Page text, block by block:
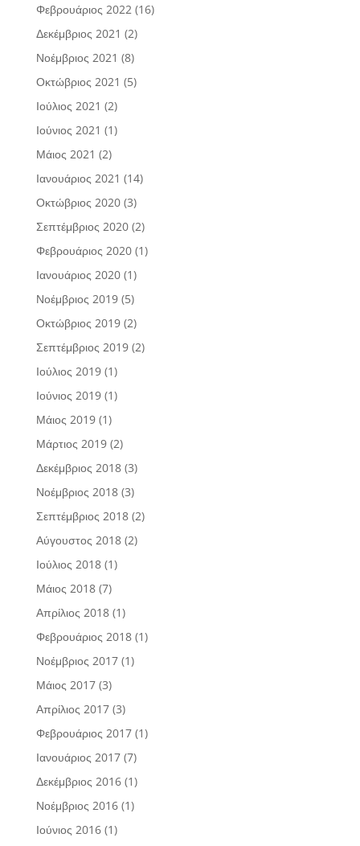
Φεβρουάριος 2022(16)
Δεκέμβριος 2021 (2)
Νοέμβριος 2021 (8)
Οκτώβριος 2021 (5)
Ιούλιος 2021 (2)
Ιούνιος 2021 (1)
Μάιος 2021 (2)
Ιανουάριος 2021 (14)
Οκτώβριος 2020(3)
Σεπτέμβριος 2020(2)
Φεβρουάριος 2020(1)
Ιανουάριος 2020(1)
Νοέμβριος 2019(5)
Οκτώβριος 2019(2)
Σεπτέμβριος 2019(2)
Ιούλιος 2019(1)
Ιούνιος 2019(1)
Μάιος 2019(1)
Μάρτιος 2019(2)
Δεκέμβριος 2018(3)
Νοέμβριος 2018(3)
Σεπτέμβριος 2018(2)
Αύγουστος 2018(2)
Ιούλιος 2018(1)
Μάιος 2018(7)
Απρίλιος 2018(1)
Φεβρουάριος 2018(1)
Νοέμβριος 2017(1)
Μάιος 2017(3)
Απρίλιος 2017(3)
Φεβρουάριος 2017(1)
Ιανουάριος 2017(7)
Δεκέμβριος 2016(1)
Νοέμβριος 2016(1)
Ιούνιος 2016(1)